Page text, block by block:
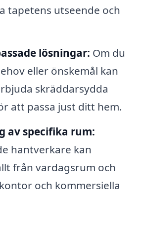
tapetens utseende och
lösningar: Om du
eller önskemål kan
skräddarsydda
att passa just ditt hem.
av specifika rum:
hantverkare kan
från vardagsrum och
och kommersiella